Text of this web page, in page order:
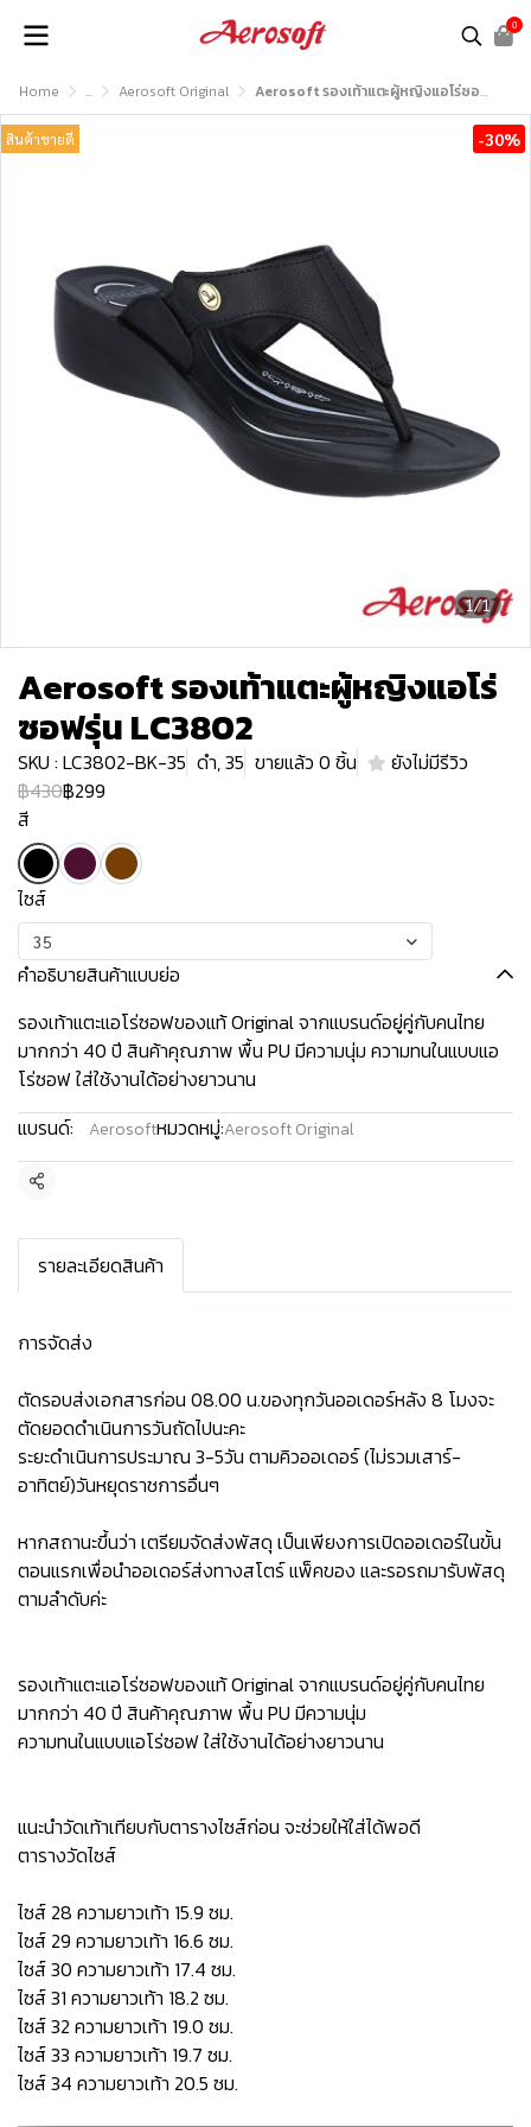
0
Home ... Aerosoft Original Aerosoft รองเท้าแตะผู้หญิงแอโร่ซอฟรุ่น LC3802
1/1
สินค้าขายดี -30%
Aerosoft รองเท้าแตะผู้หญิงแอโร่
ซอฟรุ่น LC3802
SKU : LC3802-BK-35 ดำ, 35 ขายแล้ว 0 ชิ้น
ยังไม่มีรีวิว
฿430฿299
สี
ไซส์
35
คำอธิบายสินค้าแบบย่อ
รองเท้าแตะแอโร่ซอฟของแท้ Original จากแบรนด์อยู่คู่กับคนไทย
มากกว่า 40 ปี สินค้าคุณภาพ พื้น PU มีความนุ่ม ความทนในแบบแอ
โร่ซอฟ ใส่ใช้งานได้อย่างยาวนาน
แบรนด์:
Aerosoftหมวดหมู่:Aerosoft Original
แชร์
รายละเอียดสินค้า
การจัดส่ง
ตัดรอบส่งเอกสารก่อน 08.00 น.ของทุกวันออเดอร์หลัง 8 โมงจะ
ตัดยอดดำเนินการวันถัดไปนะคะ
ระยะดำเนินการประมาณ 3-5วัน ตามคิวออเดอร์ (ไม่รวมเสาร์-
อาทิตย์)วันหยุดราชการอื่นๆ
หากสถานะขึ้นว่า เตรียมจัดส่งพัสดุ เป็นเพียงการเปิดออเดอร์ในขั้น
ตอนแรกเพื่อนำออเดอร์ส่งทางสโตร์ แพ็คของ และรอรถมารับพัสดุ
ตามลำดับค่ะ
รองเท้าแตะแอโร่ซอฟของแท้ Original จากแบรนด์อยู่คู่กับคนไทย
มากกว่า 40 ปี สินค้าคุณภาพ พื้น PU มีความนุ่ม
ความทนในแบบแอโร่ซอฟ ใส่ใช้งานได้อย่างยาวนาน
แนะนำวัดเท้าเทียบกับตารางไซส์ก่อน จะช่วยให้ใส่ได้พอดี
ตารางวัดไซส์
ไซส์ 28 ความยาวเท้า 15.9 ซม.
ไซส์ 29 ความยาวเท้า 16.6 ซม.
ไซส์ 30 ความยาวเท้า 17.4 ซม.
ไซส์ 31 ความยาวเท้า 18.2 ซม.
ไซส์ 32 ความยาวเท้า 19.0 ซม.
ไซส์ 33 ความยาวเท้า 19.7 ซม.
ไซส์ 34 ความยาวเท้า 20.5 ซม.